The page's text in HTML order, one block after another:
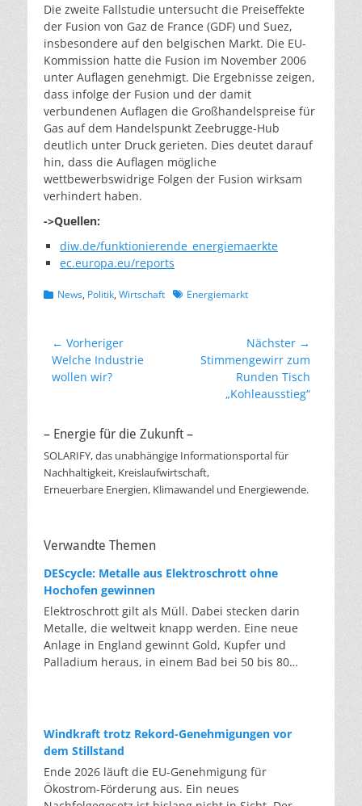
Die zweite Fallstudie untersucht die Preiseffekte
der Fusion von Gaz de France (GDF) und Suez,
insbesondere auf den belgischen Markt. Die EU-
Kommission hatte die Fusion im November 2006
unter Auflagen genehmigt. Die Ergebnisse zeigen,
dass infolge der Fusion und der damit
verbundenen Auflagen die Großhandelspreise für
Gas auf dem Handelspunkt Zeebrugge-Hub
deutlich unter Druck gerieten. Dies deutet darauf
hin, dass die Auflagen mögliche
wettbewerbswidrige Folgen der Fusion wirksam
verhindert haben.
->Quellen:
diw.de/funktionierende_energiemaerkte
ec.europa.eu/reports
Kategorien
News, Politik, Wirtschaft Schlagworte
Energiemarkt
Beitragsnavigation
← Vorheriger
Vorheriger
Beitrag:
Welche Industrie
wollen wir?
Nächster →
Nächster
Stimmengewirr zum
Runden Tisch
„Kohleausstieg“
– Energie für die Zukunft –
SOLARIFY, das unabhängige Informationsportal für
Nachhaltigkeit, Kreislaufwirtschaft,
Erneuerbare Energien, Klimawandel und Energiewende.
Verwandte Themen
DEScycle: Metalle aus Elektroschrott ohne
Hochofen gewinnen
Elektroschrott gilt als Müll. Dabei stecken darin
Metalle, die weltweit knapp werden. Eine neue
Anlage in England gewinnt Gold, Kupfer und
Palladium heraus, in einem Bad bei 50 bis 80
tausend Grad ein. Energieintensiv und nur im
industriellen Großmaßstab möglich. Das Londoner
Demonstrationsanlage eröffnet, die ohne diese
Hitze auskommt: Ein chemisches Bad löst die
Windkraft trotz Rekord-Genehmigungen vor
dem Stillstand
Ende 2026 läuft die EU-Genehmigung für
Ökostrom-Förderung aus. Ein neues